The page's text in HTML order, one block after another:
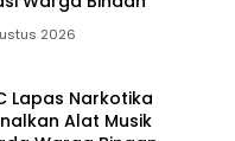
2026
Lapas Narkotika
Alat Musik